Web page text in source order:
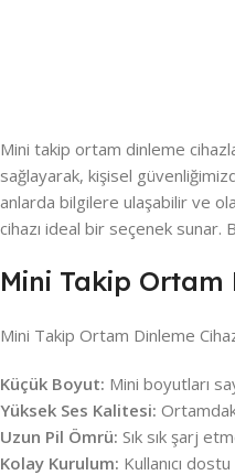
Mini takip ortam dinleme
sağlayarak, kişisel
anlarda bilgilere ulaşabilir ve
cihazı ideal bir seçenek sunar.
Mini Takip Ortam
Mini Takip Ortam Dinleme
Küçük Boyut: Mini boyutları
Yüksek Ses Kalitesi:
Uzun Pil Ömrü: Sık sık şarj
Kolay Kurulum: Kullanıcı